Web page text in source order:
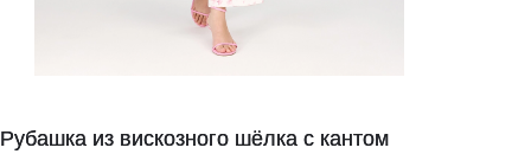
Рубашка из вискозного шёлка с кантом